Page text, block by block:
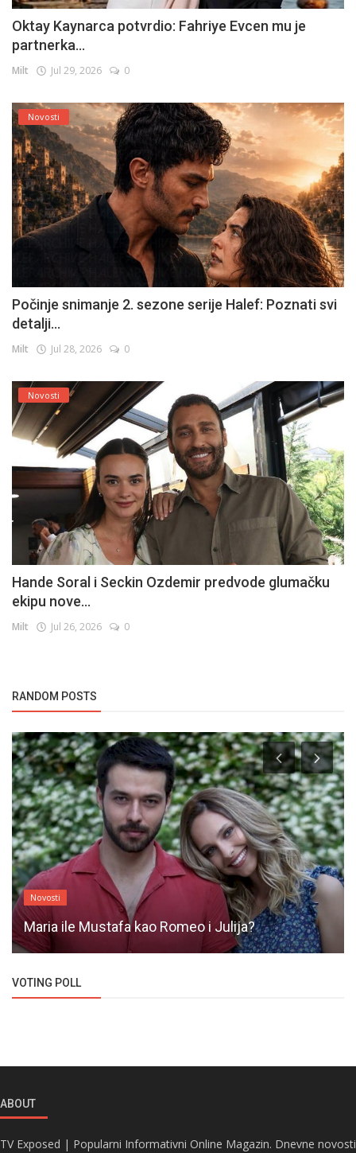
Oktay Kaynarca potvrdio: Fahriye Evcen mu je
partnerka...
Milt Jul 29, 2026 0
Novosti
Počinje snimanje 2. sezone serije Halef: Poznati svi
detalji...
Milt Jul 28, 2026 0
Novosti
Hande Soral i Seckin Ozdemir predvode glumačku
ekipu nove...
Milt Jul 26, 2026 0
RANDOM POSTS
Novosti
Maria ile Mustafa kao Romeo i Julija?
VOTING POLL
ABOUT
TV Exposed | Popularni Informativni Online Magazin. Dnevne novosti